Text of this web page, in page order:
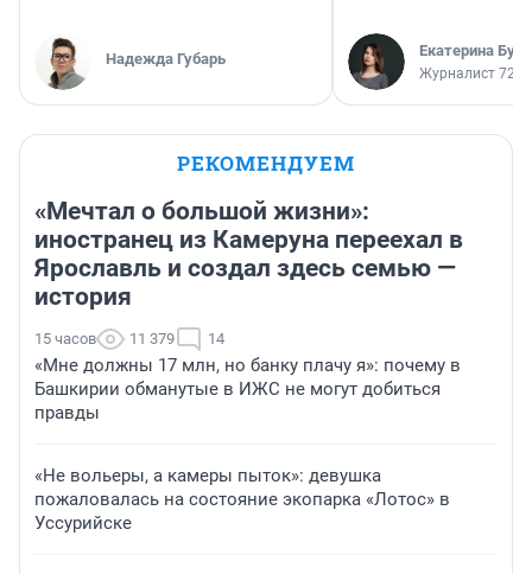
Надежда Губарь Екатерина
Журналист
РЕКОМЕНДУЕМ
«Мечтал о большой жизни»:
иностранец из Камеруна переехал в
Ярославль и создал здесь семью —
история
15 часов 11 379 14
«Мне должны 17 млн, но банку плачу я»: почему в
Башкирии обманутые в ИЖС не могут добиться
правды
«Не вольеры, а камеры пыток»: девушка
пожаловалась на состояние экопарка «Лотос» в
Уссурийске